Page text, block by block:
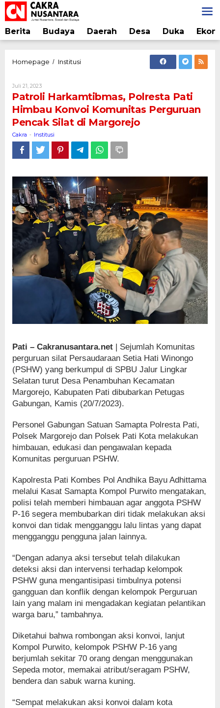
Lewati
ke
konten
Berita Budaya Daerah Desa Duka
Homepage / InstitusiPatroli
Himbau
Konvoi
Komunitas
Perguruan
Pencak
Silat
di
Juli 21, 2023Oleh
Cakra
Patroli Harkamtibmas, Polresta Pati
Himbau Konvoi Komunitas Perguruan
Pencak Silat di Margorejo
Cakra - Institusi
Pati – Cakranusantara.net | Sejumlah Komunitas
perguruan silat Persaudaraan Setia Hati Winongo
(PSHW) yang berkumpul di SPBU Jalur Lingkar
Selatan turut Desa Penambuhan Kecamatan
Margorejo, Kabupaten Pati dibubarkan Petugas
Gabungan, Kamis (20/7/2023).
Personel Gabungan Satuan Samapta Polresta Pati,
Polsek Margorejo dan Polsek Pati Kota melakukan
himbauan, edukasi dan pengawalan kepada
Komunitas perguruan PSHW.
Kapolresta Pati Kombes Pol Andhika Bayu Adhittama
melalui Kasat Samapta Kompol Purwito mengatakan,
polisi telah memberi himbauan agar anggota PSHW
P-16 segera membubarkan diri tidak melakukan aksi
konvoi dan tidak mengganggu lalu lintas yang dapat
mengganggu pengguna jalan lainnya.
“Dengan adanya aksi tersebut telah dilakukan
deteksi aksi dan intervensi terhadap kelompok
PSHW guna mengantisipasi timbulnya potensi
gangguan dan konflik dengan kelompok Perguruan
lain yang malam ini mengadakan kegiatan pelantikan
warga baru,” tambahnya.
Diketahui bahwa rombongan aksi konvoi, lanjut
Kompol Purwito, kelompok PSHW P-16 yang
berjumlah sekitar 70 orang dengan menggunakan
Sepeda motor, memakai atribut/seragam PSHW,
bendera dan sabuk warna kuning.
“Sempat melakukan aksi konvoi dalam kota